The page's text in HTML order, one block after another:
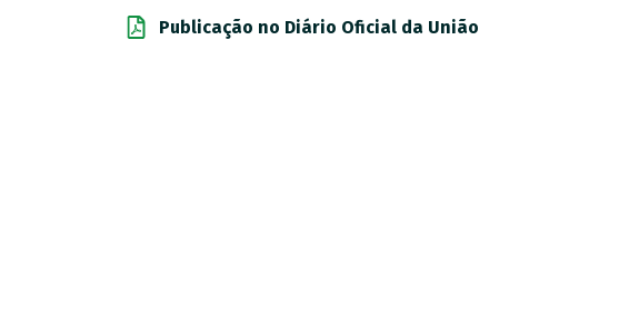
Publicação no Diário Oficial da União